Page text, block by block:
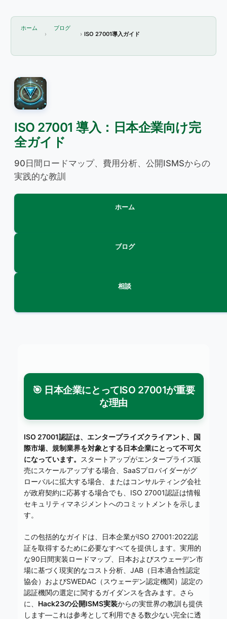
ホーム
ブログ
ISO 27001導入ガイド
ISO 27001 導入：日本企業向け完
全ガイド
90日間ロードマップ、費用分析、公開ISMSからの
実践的な教訓
ホーム
ブログ
相談
🎯 日本企業にとってISO 27001が重要
な理由
ISO 27001認証は、エンタープライズクライアント、国
際市場、規制業界を対象とする日本企業にとって不可欠
になっています。
スタートアップがエンタープライズ販
売にスケールアップする場合、SaaSプロバイダーがグ
ローバルに拡大する場合、またはコンサルティング会社
が政府契約に応募する場合でも、ISO 27001認証は情報
セキュリティマネジメントへのコミットメントを示しま
す。
この包括的なガイドは、日本企業がISO 27001:2022認
証を取得するために必要なすべてを提供します。実用的
な90日間実装ロードマップ、日本およびスウェーデン市
場に基づく現実的なコスト分析、JAB（日本適合性認定
協会）およびSWEDAC（スウェーデン認定機関）認定の
認証機関の選定に関するガイダンスを含みます。さら
に、 Hack23の公開ISMS実装からの実世界の教訓も提供
します—これは参考として利用できる数少ない完全に透